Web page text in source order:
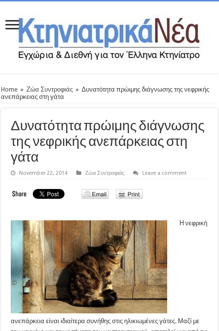
Home » Ζώα Συντροφιάς » Δυνατότητα πρώιμης διάγνωσης της νεφρικής
ανεπάρκειας στη γάτα
Δυνατότητα πρώιμης διάγνωσης
της νεφρικής ανεπάρκειας στη
γάτα
November 22, 2014 Ζώα Συντροφιάς Leave a comment
Η νεφρική
ανεπάρκεια είναι ιδιαίτερα συνήθης στις ηλικιωμένες γάτες. Μαζί με